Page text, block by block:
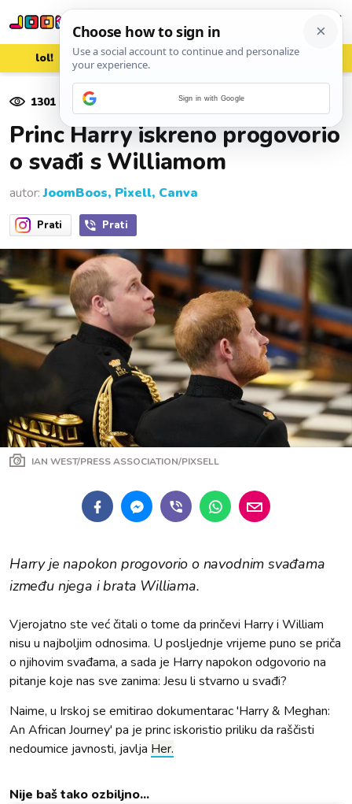
lol! aww vrh! woot?!
1301 pregleda
Princ Harry iskreno progovorio
o svađi s Williamom
autor:JoomBoos, Pixell, Canva
Prati Prati
IAN WEST/PRESS ASSOCIATION/PIXSELL
Harry je napokon progovorio o navodnim svađama
između njega i brata Williama.
Vjerojatno ste već čitali o tome da prinčevi Harry i William
nisu u najboljim odnosima. U posljednje vrijeme puno se priča
o njihovim svađama, a sada je Harry napokon odgovorio na
pitanje koje nas sve zanima: Jesu li stvarno u svađi?
Naime, u Irskoj se emitirao dokumentarac 'Harry & Meghan:
An African Journey' pa je princ iskoristio priliku da raščisti
nedoumice javnosti, javlja Her.
Nije baš tako ozbiljno...
Sign in with Google